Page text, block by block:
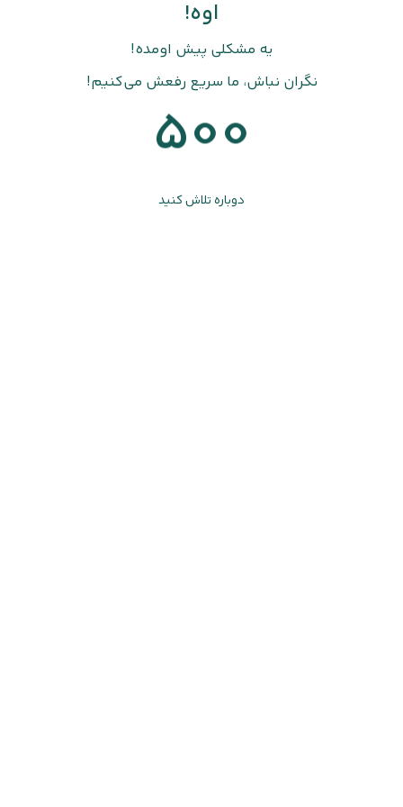
اوه!
یه مشکلی پیش اومده!
نگران نباش، ما سریع رفعش می‌کنیم!
500
دوباره تلاش کنید